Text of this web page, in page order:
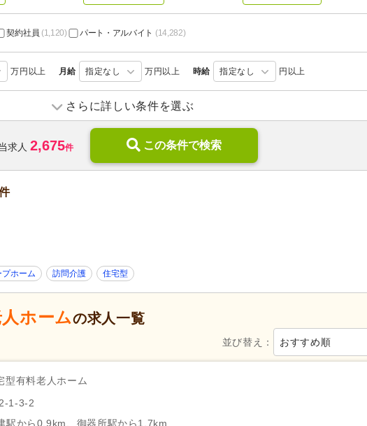
契約社員 (1,120) パート・アルバイト (14,282)
万円以上 月給 指定なし 万円以上 時給 指定なし 円以上
訪問介護 (1,661)
訪問リハビリ(290) 定期巡回・随時対応型(31)
デイケア(708)
住宅型有料老人ホーム(2,675) 介護付き有料老人ホーム
者向け住宅
居宅介護
ク(5,272) 障がい者支援
新規オープン
年齢不問
子育てママパパ活躍(28,915)
さらに詳しい条件を選ぶ
求人 2,675件 この条件で検索
プホーム 訪問介護 住宅型
ホームの求人一覧
並び替え： おすすめ順
型有料老人ホーム
1-3-2
駅から0.9km、御器所駅から1.7km